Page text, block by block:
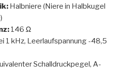
Halbniere (Niere in Halbkugel
146 Ω
1 kHz, Leerlaufspannung -48,5
Schalldruckpegel, A-